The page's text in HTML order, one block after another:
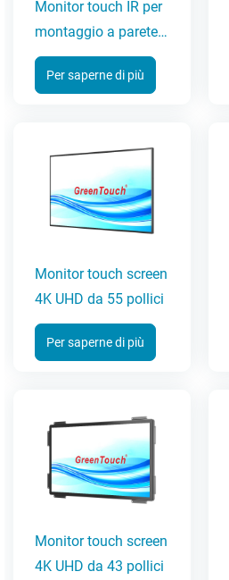
Monitor touch IR per
montaggio a parete
da 32-65 pollici (serie
6C-IR)
Per saperne di più
Monitor touch screen
4K UHD da 55 pollici
Per saperne di più
Monitor touch screen
4K UHD da 43 pollici